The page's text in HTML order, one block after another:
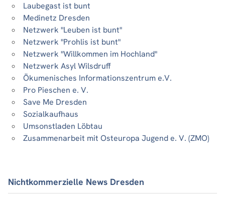
Laubegast ist bunt
Medinetz Dresden
Netzwerk "Leuben ist bunt"
Netzwerk "Prohlis ist bunt"
Netzwerk "Willkommen im Hochland"
Netzwerk Asyl Wilsdruff
Ökumenisches Informationszentrum e.V.
Pro Pieschen e. V.
Save Me Dresden
Sozialkaufhaus
Umsonstladen Löbtau
Zusammenarbeit mit Osteuropa Jugend e. V. (ZMO)
Nichtkommerzielle News Dresden